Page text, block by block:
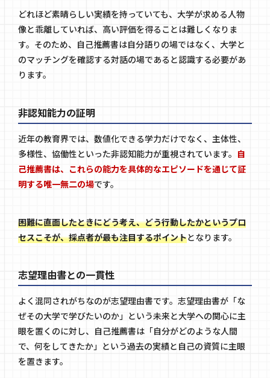
どれほど素晴らしい実績を持っていても、大学が求める人物
像と乖離していれば、高い評価を得ることは難しくなりま
す。そのため、自己推薦書は自分語りの場ではなく、大学と
のマッチングを確認する対話の場であると認識する必要があ
ります。
非認知能力の証明
近年の教育界では、数値化できる学力だけでなく、主体性、
多様性、協働性といった非認知能力が重視されています。 自
己推薦書は、これらの能力を具体的なエピソードを通じて証
明する唯一無二の場です。
困難に直面したときにどう考え、どう行動したかというプロ
セスこそが、採点者が最も注目するポイントとなります。
志望理由書との一貫性
よく混同されがちなのが志望理由書です。志望理由書が「な
ぜその大学で学びたいのか」という未来と大学への関心に主
眼を置くのに対し、自己推薦書は「自分がどのような人間
で、何をしてきたか」という過去の実績と自己の資質に主眼
を置きます。